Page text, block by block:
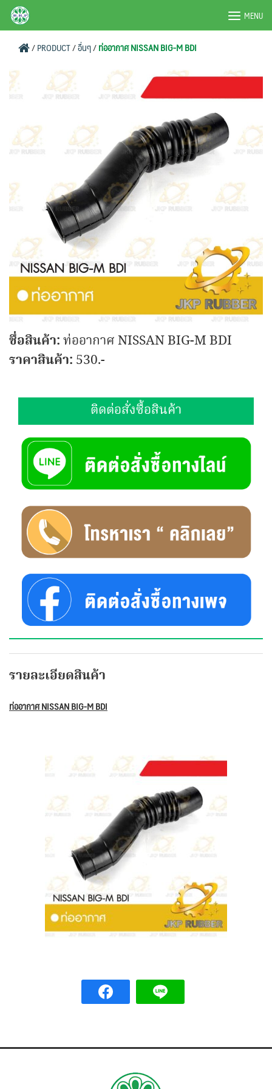
SkipBRPAUTO.COM MENU
/PRODUCT/อื่นๆ/ท่ออากาศ NISSAN BIG-M BDI
ชื่อสินค้า:ท่ออากาศ NISSAN BIG-M BDI
ราคาสินค้า: 530.-
ติดต่อสั่งซื้อสินค้า
รายละเอียดสินค้า
ท่ออากาศ NISSAN BIG-M BDI